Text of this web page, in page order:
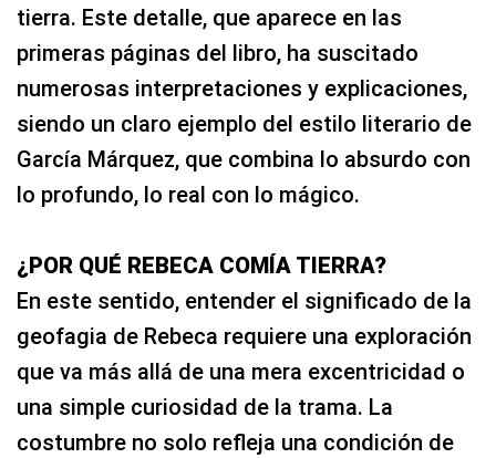
tierra. Este detalle, que aparece en las
primeras páginas del libro, ha suscitado
numerosas interpretaciones y explicaciones,
siendo un claro ejemplo del estilo literario de
García Márquez, que combina lo absurdo con
lo profundo, lo real con lo mágico.
¿POR QUÉ REBECA COMÍA TIERRA?
En este sentido, entender el significado de la
geofagia de Rebeca requiere una exploración
que va más allá de una mera excentricidad o
una simple curiosidad de la trama. La
costumbre no solo refleja una condición de